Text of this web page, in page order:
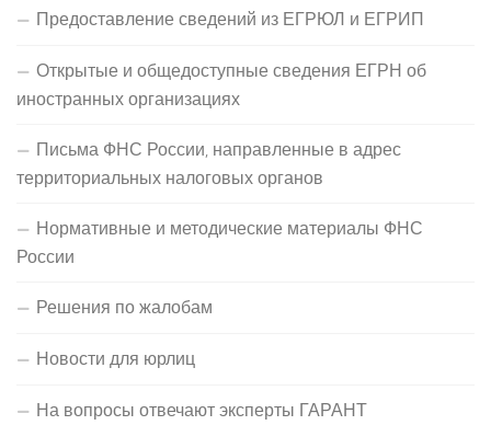
Предоставление сведений из ЕГРЮЛ и ЕГРИП
Открытые и общедоступные сведения ЕГРН об
иностранных организациях
Письма ФНС России, направленные в адрес
территориальных налоговых органов
Нормативные и методические материалы ФНС
России
Решения по жалобам
Новости для юрлиц
На вопросы отвечают эксперты ГАРАНТ